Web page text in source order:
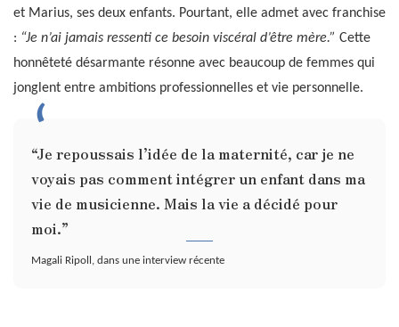
et Marius, ses deux enfants. Pourtant, elle admet avec franchise
: “Je n’ai jamais ressenti ce besoin viscéral d’être mère.” Cette
honnêteté désarmante résonne avec beaucoup de femmes qui
jonglent entre ambitions professionnelles et vie personnelle.
“Je repoussais l’idée de la maternité, car je ne
voyais pas comment intégrer un enfant dans ma
vie de musicienne. Mais la vie a décidé pour
moi.”
Magali Ripoll, dans une interview récente